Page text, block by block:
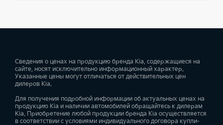
Сведения о ценах на продукцию бренда Kia, содержащиеся на
сайте, носят исключительно информационный характер.
Указанные цены могут отличаться от действительных цен
дилеров Kia.
Для получения подробной информации об актуальных ценах на
продукцию Kia и наличии автомобилей обращайтесь к дилерам
Kia. Приобретение любой продукции бренда Kia осуществляется
в соответствии с условиями индивидуального договора купли-